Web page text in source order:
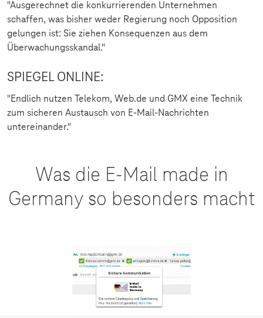
"Ausgerechnet die konkurrierenden Unternehmen
schaffen, was bisher weder Regierung noch Opposition
gelungen ist: Sie ziehen Konsequenzen aus dem
Überwachungsskandal."
SPIEGEL ONLINE:
"Endlich nutzen Telekom, Web.de und GMX eine Technik
zum sicheren Austausch von E-Mail-Nachrichten
untereinander."
Was die E-Mail made in
Germany so besonders macht